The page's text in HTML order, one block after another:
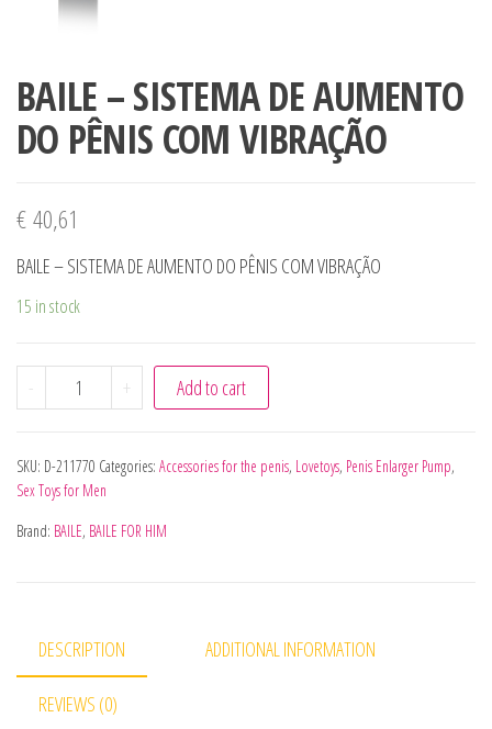
BAILE – SISTEMA DE AUMENTO
DO PÊNIS COM VIBRAÇÃO
€40,61
BAILE – SISTEMA DE AUMENTO DO PÊNIS COM VIBRAÇÃO
15 in stock
- BAILE - SISTEMA DE AUMENTO DO PÊNIS COM
+ Add to cart
SKU: D-211770 Categories: Accessories for the penis, Lovetoys, Penis Enlarger Pump,
Sex Toys for Men
Brand: BAILE, BAILE FOR HIM
DESCRIPTION ADDITIONAL INFORMATION
REVIEWS (0)